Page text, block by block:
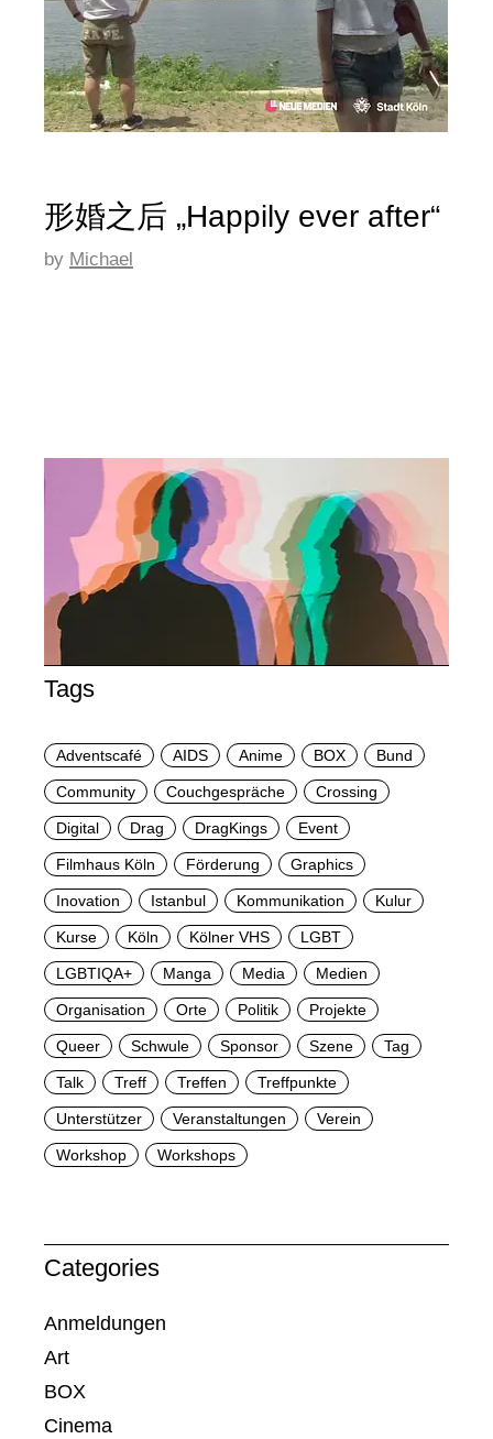
形婚之后 „Happily ever after“
by Michael
Tags
Adventscafé AIDS Anime BOX Bund
Community Couchgespräche Crossing
Digital Drag DragKings Event
Filmhaus Köln Förderung Graphics
Inovation Istanbul Kommunikation Kulur
Kurse Köln Kölner VHS LGBT
LGBTIQA+ Manga Media Medien
Organisation Orte Politik Projekte
Queer Schwule Sponsor Szene Tag
Talk Treff Treffen Treffpunkte
Unterstützer Veranstaltungen Verein
Workshop Workshops
Categories
Anmeldungen
Art
BOX
Cinema